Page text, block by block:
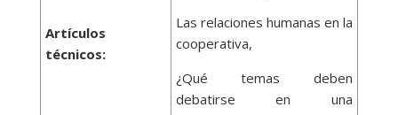
Artículos
técnicos:
Las relaciones humanas en la
cooperativa,
¿Qué temas deben
debatirse en una